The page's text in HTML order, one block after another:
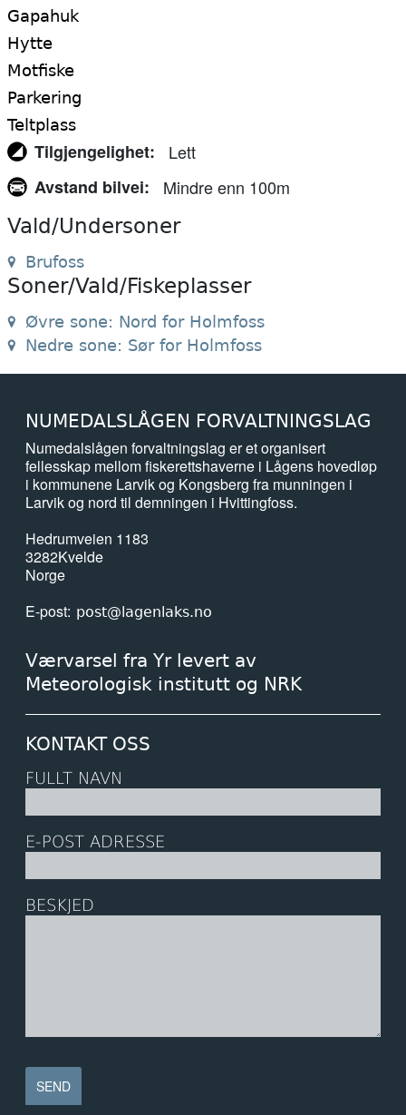
Gapahuk
Hytte
Motfiske
Parkering
Teltplass
Tilgjengelighet
Lett
Avstand bilvei
Mindre enn 100m
Vald/Undersoner
Brufoss
Soner/Vald/Fiskeplasser
Øvre sone: Nord for Holmfoss
Nedre sone: Sør for Holmfoss
NUMEDALSLÅGEN FORVALTNINGSLAG
Numedalslågen forvaltningslag er et organisert
fellesskap mellom fiskerettshaverne i Lågens hovedløp
i kommunene Larvik og Kongsberg fra munningen i
Larvik og nord til demningen i Hvittingfoss.
Hedrumveien 1183
3282Kvelde
Norge
E-post post@lagenlaks.no
Værvarsel fra Yr levert av
Meteorologisk institutt og NRK
KONTAKT OSS
FULLT NAVN
E-POST ADRESSE
BESKJED